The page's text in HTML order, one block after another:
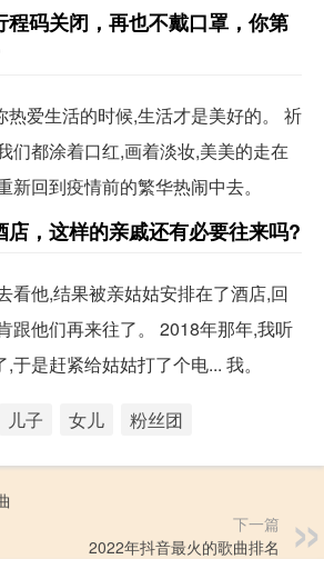
程码关闭，再也不戴口罩，你第
热爱生活的时候,生活才是美好的。 祈
们都涂着口红,画着淡妆,美美的走在
新回到疫情前的繁华热闹中去。
店，这样的亲戚还有必要往来吗?
看他,结果被亲姑姑安排在了酒店,回
跟他们再来往了。 2018年那年,我听
于是赶紧给姑姑打了个电... 我。
儿子 女儿 粉丝团
下一篇
2022年抖音最火的歌曲排名